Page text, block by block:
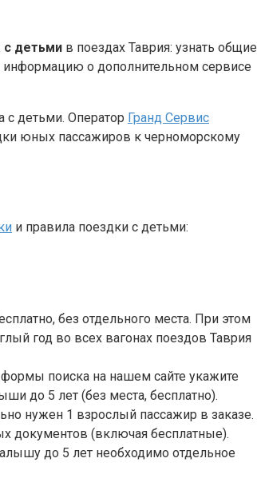
с детьми в поездах Таврия: узнать общие
информацию о дополнительном сервисе
с детьми. Оператор Гранд Сервис
юных пассажиров к черноморскому
и правила поездки с детьми:
без отдельного места. При этом
год во всех вагонах поездов Таврия
поиска на нашем сайте укажите
до 5 лет (без места, бесплатно).
нужен 1 взрослый пассажир в заказе.
документов (включая бесплатные).
до 5 лет необходимо отдельное